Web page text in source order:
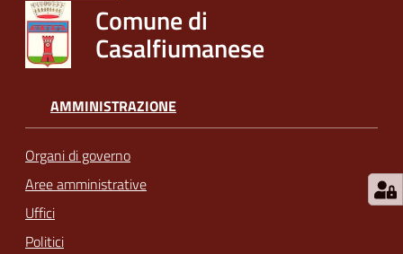
Comune di
Casalfiumanese
AMMINISTRAZIONE
Organi di governo
Aree amministrative
Uffici
Politici